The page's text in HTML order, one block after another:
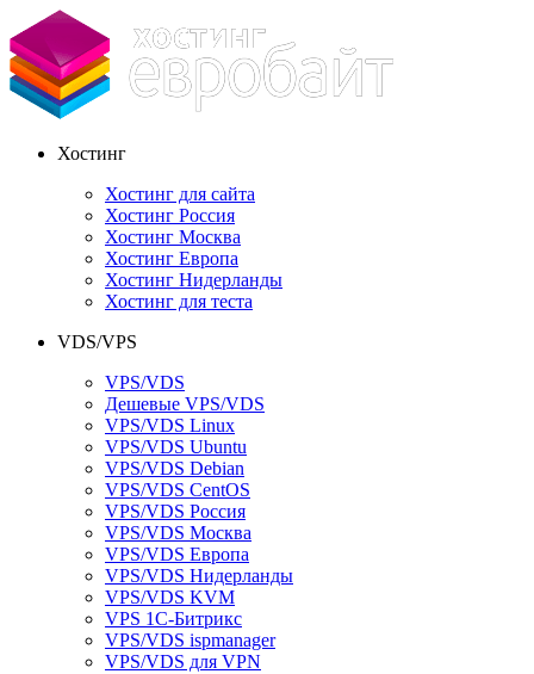
Хостинг
Хостинг для сайта
Хостинг Россия
Хостинг Москва
Хостинг Европа
Хостинг Нидерланды
Хостинг для теста
VDS/VPS
VPS/VDS
Дешевые VPS/VDS
VPS/VDS Linux
VPS/VDS Ubuntu
VPS/VDS Debian
VPS/VDS CentOS
VPS/VDS Россия
VPS/VDS Москва
VPS/VDS Европа
VPS/VDS Нидерланды
VPS/VDS KVM
VPS 1С-Битрикс
VPS/VDS ispmanager
VPS/VDS для VPN